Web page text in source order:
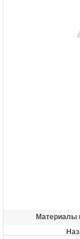
Материалы